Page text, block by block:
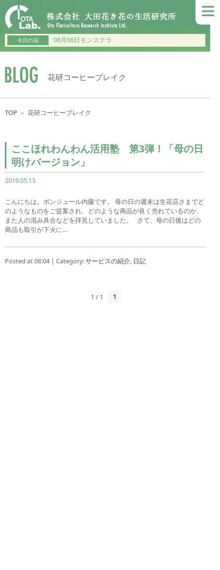
≡
今日の花 08月08日モンステラ
花研コーヒーブレイク
TOP ＞ 花研コーヒーブレイク
ここほれわんわん活用塾 第3弾！「母の日
明けバージョン」
2019.05.13
こんにちは。ボンジュール内藤です。 母の日の週末は生花店さまでど
のようなものをご提案され、どのような商品が良く売れているのか、
また人の混み具合などを拝見していました。 さて、母の日後はどの
商品も取引が下火に…
Posted at 08:04 | Category:サービスの紹介, 日記
1 / 1 1